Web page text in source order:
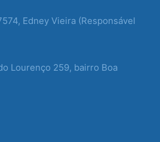
Edney Vieira (Responsável
Lourenço 259, bairro Boa